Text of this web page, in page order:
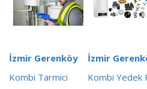
İzmir Gerenköy
Kombi Tarmici
İzmir
Kombi Yedek